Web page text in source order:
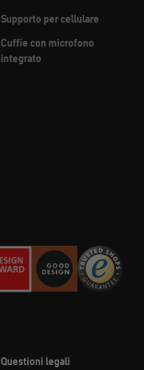
Supporto per cellulare
Cuffie con microfono
integrato
Questioni legali